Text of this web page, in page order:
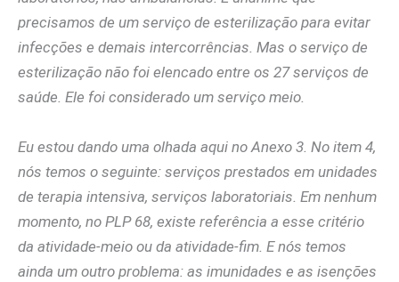
precisamos de um serviço de esterilização para evitar
infecções e demais intercorrências. Mas o serviço de
esterilização não foi elencado entre os 27 serviços de
saúde. Ele foi considerado um serviço meio.
Eu estou dando uma olhada aqui no Anexo 3. No item 4,
nós temos o seguinte: serviços prestados em unidades
de terapia intensiva, serviços laboratoriais. Em nenhum
momento, no PLP 68, existe referência a esse critério
da atividade-meio ou da atividade-fim. E nós temos
ainda um outro problema: as imunidades e as isenções